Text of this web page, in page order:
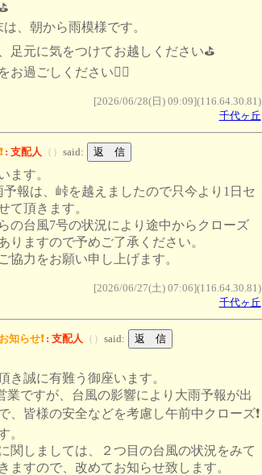
、朝から雨模様です。
足元に気をつけてお越しください⛳️
お過ごしください🙇‍♂️
[2026/06/28(日) 09:09](116.64.30.81)
千代ヶ丘
: 支配人 （ ） said:
ます。
予報は、峠を越えましたので只今より1日セ
て頂きます。
の台風7号の状況により途中からクローズ
りますので予めご了承ください。
協力をお願い申し上げます。
[2026/06/27(土) 07:06](116.64.30.81)
千代ヶ丘
知らせ❗️: 支配人 （ ） said:
き誠に有難う御座います。
業ですが、台風の影響により大雨予報が出
、皆様の安全などを考慮し午前中クローズ❗️
。
関しましては、２つ目の台風の状況をみて
ますので、改めてお知らせ致します。